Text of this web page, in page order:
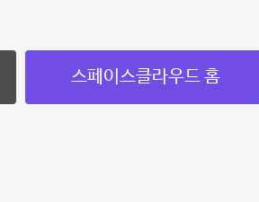
스페이스클라우드 홈